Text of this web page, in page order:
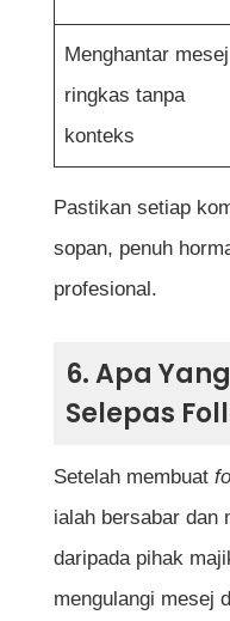
Menghantar mesej
ringkas tanpa
konteks
Pastikan setiap
sopan, penuh
profesional.
6. Apa
Selepas
Setelah membuat
ialah bersabar dan
daripada pihak
mengulangi mesej